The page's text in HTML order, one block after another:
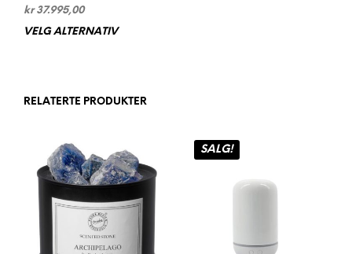
kr37.995,00
VELG ALTERNATIV
velges
RELATERTE PRODUKTER
SALG!